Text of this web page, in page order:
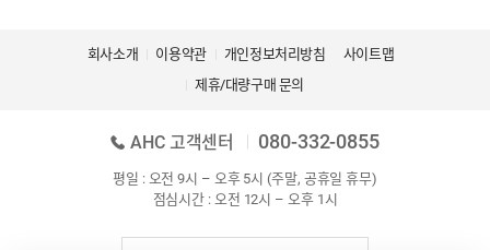
회사소개 이용약관 개인정보처리방침
사이트맵
제휴/대량구매 문의
AHC 고객센터 080-332-0855
평일 : 오전 9시 – 오후 5시 (주말, 공휴일 휴무)
점심시간 : 오전 12시 – 오후 1시